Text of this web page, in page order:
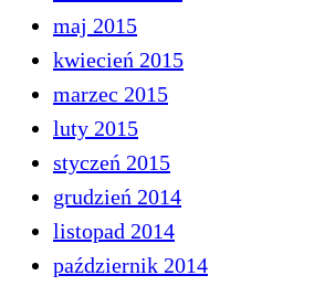
maj 2015
kwiecień 2015
marzec 2015
luty 2015
styczeń 2015
grudzień 2014
listopad 2014
październik 2014